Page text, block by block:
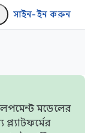
সাইন-ইন করুন
মডেলের